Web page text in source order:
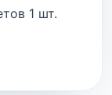
1 шт.